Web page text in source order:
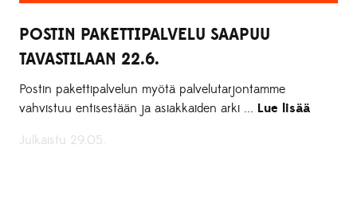
POSTIN PAKETTIPALVELU SAAPUU
TAVASTILAAN 22.6.
Postin pakettipalvelun myötä palvelutarjontamme
vahvistuu entisestään ja asiakkaiden arki ... Lue lisää
Julkaistu 29.05.